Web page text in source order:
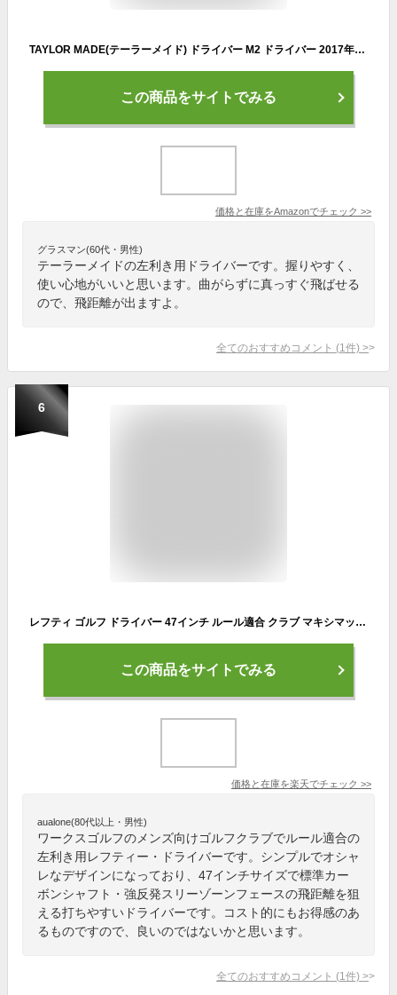
TAYLOR MADE(テーラーメイド) ドライバー M2 ドライバー 2017年モデル レフティー用 TM1-217 メンズ B1880909 左利き用 ロフト角:9.5度 番手:W#1 フレックス:S
この商品をサイトでみる
価格と在庫をAmazonでチェック >>
グラスマン(60代・男性)
テーラーメイドの左利き用ドライバーです。握りやすく、
使い心地がいいと思います。曲がらずに真っすぐ飛ばせる
ので、飛距離が出ますよ。
全てのおすすめコメント (1 件) >
6
レフティ ゴルフ ドライバー 47インチ ルール適合 クラブ マキシマックス リミテッド2 標準カーボンシャフト 仕様 ワークスゴルフ
この商品をサイトでみる
価格と在庫を楽天でチェック >>
aualone(80代以上・男性)
ワークスゴルフのメンズ向けゴルフクラブでルール適合の
左利き用レフティー・ドライバーです。シンプルでオシャ
レなデザインになっており、47インチサイズで標準カー
ボンシャフト・強反発スリーゾーンフェースの飛距離を狙
える打ちやすいドライバーです。コスト的にもお得感のあ
るものですので、良いのではないかと思います。
全てのおすすめコメント (1 件) >